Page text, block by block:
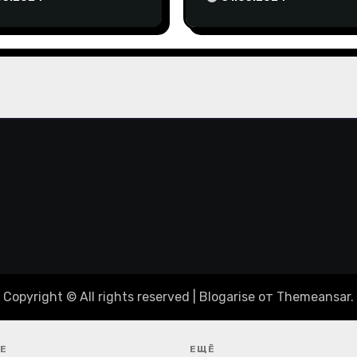
Copyright © All rights reserved Blogarise от Themeansar.
ЕЩЁ